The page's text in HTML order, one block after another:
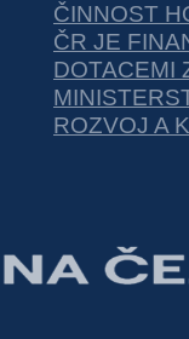
ČINNOST
ČR JE
DOTACEMI
ROZVOJ A